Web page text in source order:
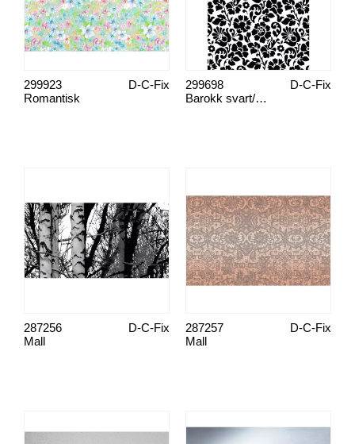
Romantisk
D-C-Fix
299923
Barokk svart/hvit
D-C-Fix
299698
Mall
D-C-Fix
287256
Mall
D-C-Fix
287257